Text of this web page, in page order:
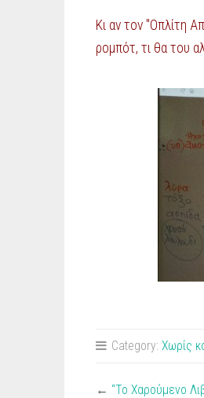
Κι αν τον "Οπλίτη
ρομπότ, τι θα του
Category: Χωρίς
← “Το Χαρούμενο